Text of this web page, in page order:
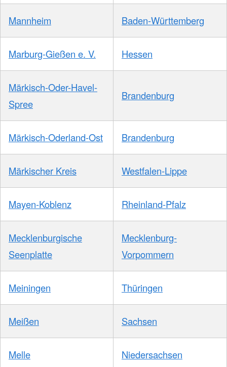
Mannheim Baden-Württemberg
Marburg-Gießen e. V. Hessen
Märkisch-Oder-Havel-
Spree
Brandenburg
Märkisch-Oderland-Ost Brandenburg
Märkischer Kreis Westfalen-Lippe
Mayen-Koblenz Rheinland-Pfalz
Mecklenburgische
Seenplatte
Mecklenburg-
Vorpommern
Meiningen Thüringen
Meißen Sachsen
Melle Niedersachsen